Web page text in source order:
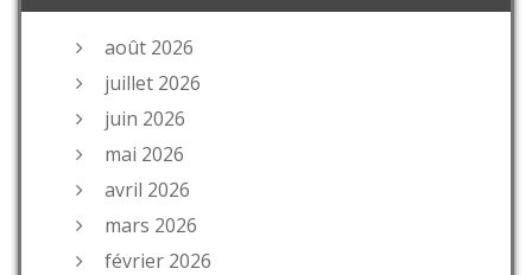
août 2026
juillet 2026
juin 2026
mai 2026
avril 2026
mars 2026
février 2026